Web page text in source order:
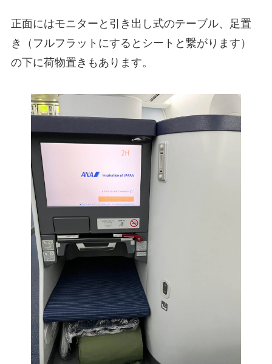
正面にはモニターと引き出し式のテーブル、足置
き（フルフラットにするとシートと繋がります）
の下に荷物置きもあります。